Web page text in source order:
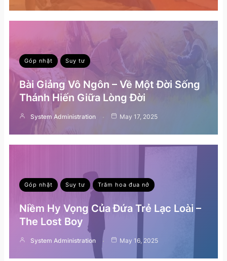
Góp nhặt Suy tư
Bài Giảng Vô Ngôn – Về Một Đời Sống
Thánh Hiến Giữa Lòng Đời
System Administration May 17, 2025
Góp nhặt Suy tư Trăm hoa đua nở
Niềm Hy Vọng Của Đứa Trẻ Lạc Loài –
The Lost Boy
System Administration May 16, 2025